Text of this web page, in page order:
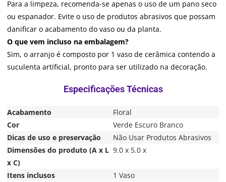
Para a limpeza, recomenda-se apenas o uso de um pano seco
ou espanador. Evite o uso de produtos abrasivos que possam
danificar o acabamento do vaso ou da planta.
O que vem incluso na embalagem?
Sim, o arranjo é composto por 1 vaso de cerâmica contendo a
suculenta artificial, pronto para ser utilizado na decoração.
Acabamento
Floral
Cor
Verde Escuro Branco
Dicas de uso e preservação
Não Usar Produtos Abrasivos
Dimensões do produto (A x L
x C)
9.0 x 5.0 x
Itens inclusos
1 Vaso